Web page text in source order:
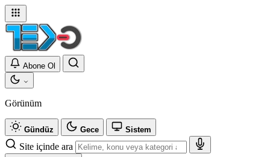
Abone Ol
Görünüm
Gündüz Gece Sistem
Site içinde ara